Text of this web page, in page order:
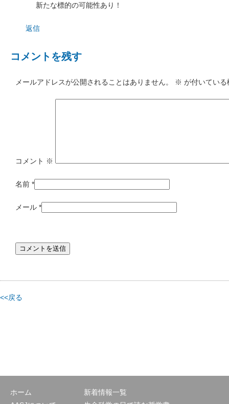
新たな標的の可能性あり！
返信
コメントを残す
メールアドレスが公開されることはありません。 ※ が付いてい
コメント ※
名前 *
メール *
<<戻る
ホーム
新着情報一覧